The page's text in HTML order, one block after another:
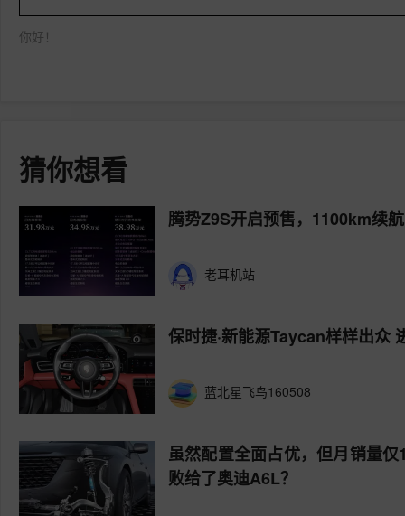
你好！
猜你想看
腾势Z9S开启预售，1100km续
老耳机站
保时捷·新能源Taycan样样出众
蓝北星飞鸟160508
虽然配置全面占优，但月销量
败给了奥迪A6L？